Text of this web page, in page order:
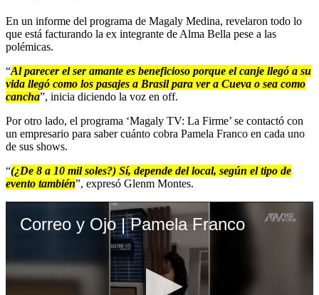
En un informe del programa de Magaly Medina, revelaron todo lo
que está facturando la ex integrante de Alma Bella pese a las
polémicas.
“Al parecer el ser amante es beneficioso porque el canje llegó a su
vida llegó como los pasajes a Brasil para ver a Cueva o sea como
cancha”, inicia diciendo la voz en off.
Por otro lado, el programa ‘Magaly TV: La Firme’ se contactó con
un empresario para saber cuánto cobra Pamela Franco en cada uno
de sus shows.
“(¿De 8 a 10 mil soles?) Sí, depende del local, según el tipo de
evento también”, expresó Glenm Montes.
Correo y Ojo | Pamela Franco